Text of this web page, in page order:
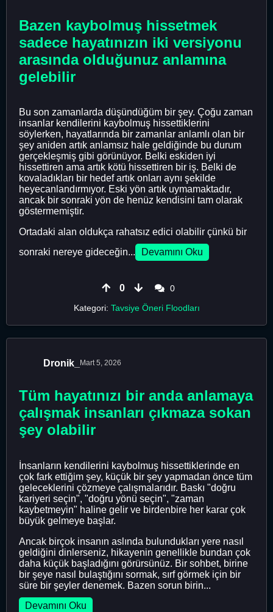
Bazen kaybolmuş hissetmek
sadece hayatınızın iki versiyonu
arasında olduğunuz anlamına
gelebilir
Bu son zamanlarda düşündüğüm bir şey. Çoğu zaman
insanlar kendilerini kaybolmuş hissettiklerini
söylerken, hayatlarında bir zamanlar anlamlı olan bir
şey aniden artık anlamsız hale geldiğinde bu durum
gerçekleşmiş gibi görünüyor. Belki eskiden iyi
hissettiren ama artık kötü hissettiren bir iş. Belki de
kovaladıkları bir hedef artık onları aynı şekilde
heyecanlandırmıyor. Eski yön artık uymamaktadır,
ancak bir sonraki yön de henüz kendisini tam olarak
göstermemiştir.
Ortadaki alan oldukça rahatsız edici olabilir çünkü bir
sonraki nereye gideceğin...
Devamını Oku
0
0
Kategori: Tavsiye Öneri Floodları
Dronik_ Mart 5, 2026
Tüm hayatınızı bir anda anlamaya
çalışmak insanları çıkmaza sokan
şey olabilir
İnsanların kendilerini kaybolmuş hissettiklerinde en
çok fark ettiğim şey, küçük bir şey yapmadan önce tüm
geleceklerini çözmeye çalışmalarıdır. Baskı "doğru
kariyeri seçin", "doğru yönü seçin", "zaman
kaybetmeyin" haline gelir ve birdenbire her karar çok
büyük gelmeye başlar.
Ancak birçok insanın aslında bulundukları yere nasıl
geldiğini dinlerseniz, hikayenin genellikle bundan çok
daha küçük başladığını görürsünüz. Bir sohbet, birine
bir şeye nasıl bulaştığını sormak, sırf görmek için bir
süre bir şeyler denemek. Bazen sorun birin...
Devamını Oku